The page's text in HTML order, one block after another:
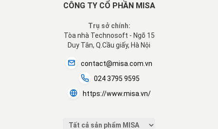
CÔNG TY CỔ PHẦN MISA
Trụ sở chính:
Tòa nhà Technosoft - Ngõ 15
Duy Tân, Q.Cầu giấy, Hà Nội
contact@misa.com.vn
024 3795 9595
https://www.misa.vn/